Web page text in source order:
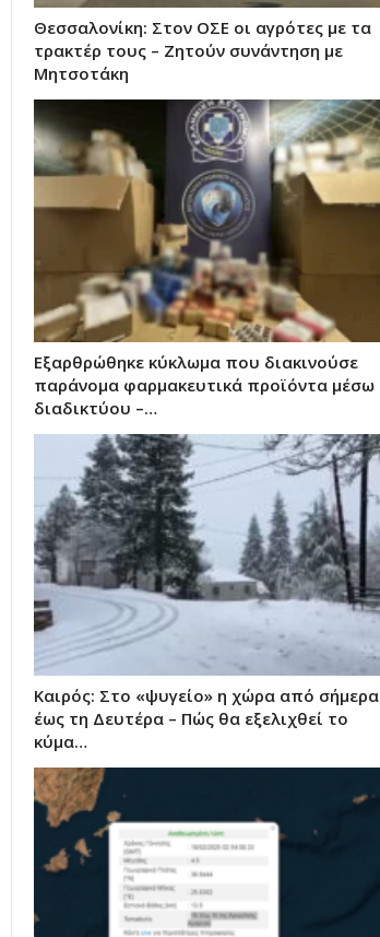
Θεσσαλονίκη: Στον ΟΣΕ οι αγρότες με τα
τρακτέρ τους – Ζητούν συνάντηση με
Μητσοτάκη
Εξαρθρώθηκε κύκλωμα που διακινούσε
παράνομα φαρμακευτικά προϊόντα μέσω
διαδικτύου –…
Καιρός: Στο «ψυγείο» η χώρα από σήμερα
έως τη Δευτέρα – Πώς θα εξελιχθεί το
κύμα…